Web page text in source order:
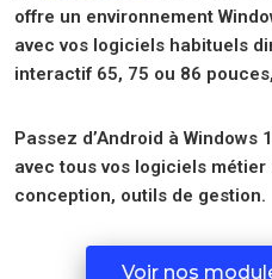
offre un environnement
avec vos logiciels habituels
interactif 65, 75 ou 86
Passez d’Android à
avec tous vos logiciels
conception, outils de gestion.
Voir nos